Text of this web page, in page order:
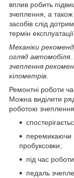
вплив робить
зчеплення, а також
засобів слід
термін
Механіки
огляд
зчеплення
кілометрів.
Ремонтні роботи
Можна виділити
роботою
перемикаючи
пробуксовки;
під час
педаль